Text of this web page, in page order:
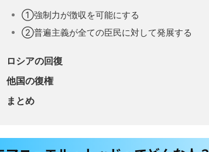
①強制力が徴収を可能にする
②普遍主義が全ての臣民に対して発展する
ロシアの回復
他国の復権
まとめ